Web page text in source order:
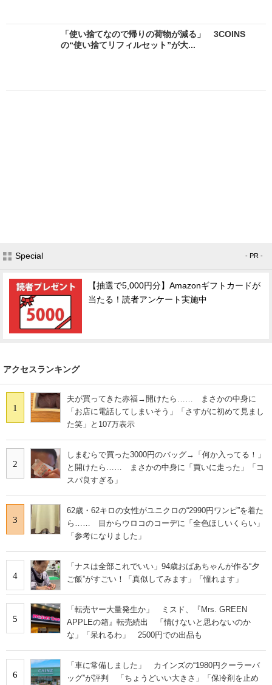
「使い捨てなので帰りの荷物が減る」 3COINS
の“使い捨てリフィルセット”が大...
Special - PR -
【抽選で5,000円分】Amazonギフトカードが
当たる！読者アンケート実施中
アクセスランキング
1
夫が買ってきた赤福→開けたら…… まさかの中身に
「お店に電話してしまいそう」「さすがに初めて見まし
た笑」と107万表示
2
しまむらで買った3000円のバッグ→「何か入ってる！」
と開けたら…… まさかの中身に「買いに走った」「コ
スパ良すぎる」
3
62歳・62キロの女性がユニクロの“2990円ワンピ”を着た
ら…… 目からウロコのコーデに「全色ほしいくらい」
「参考になりました」
4
「ナスは全部これでいい」94歳おばあちゃんが作る“夕
ご飯”がすごい！「真似してみます」「憧れます」
5
「転売ヤー大量発生か」 ミスド、『Mrs. GREEN
APPLEの箱』転売続出 「情けないと思わないのか
な」「呆れるわ」 2500円での出品も
6
「車に常備しました」 カインズの“1980円クーラーバ
ッグ”が評判 「ちょうどいい大きさ」「保冷剤を止め